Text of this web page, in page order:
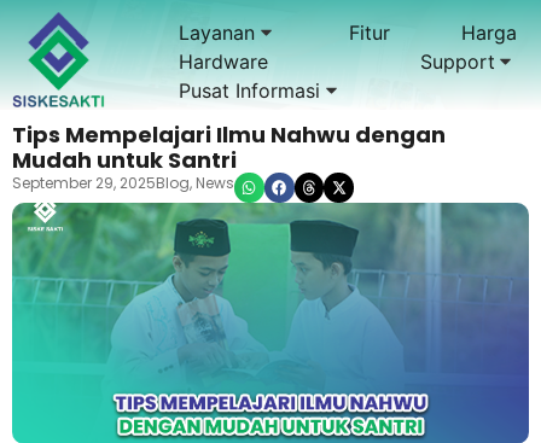
Layanan Fitur
Harga
Hardware
Support
Pusat Informasi
Tips Mempelajari Ilmu Nahwu dengan
Mudah untuk Santri
September 29, 2025Blog, News